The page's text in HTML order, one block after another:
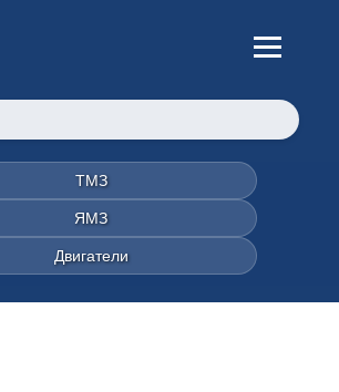
ТМЗ
ЯМЗ
Двигатели